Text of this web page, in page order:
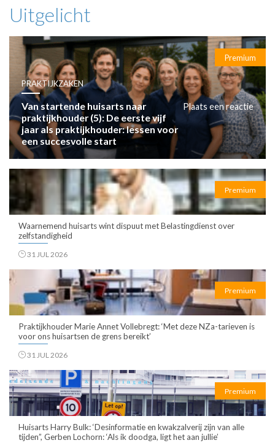
Uitgelicht
Premium
PRAKTIJKZAKEN
Van startende huisarts naar
praktijkhouder (5): De eerste vijf
jaar als praktijkhouder: lessen voor
een succesvolle start
Plaats een reactie
Premium
Waarnemend huisarts wint dispuut met Belastingdienst over
zelfstandigheid
31 JUL 2026
Premium
Praktijkhouder Marie Annet Vollebregt: ‘Met deze NZa-tarieven is
voor ons huisartsen de grens bereikt’
31 JUL 2026
Premium
Huisarts Harry Bulk: ‘Desinformatie en kwakzalverij zijn van alle
tijden”, Gerben Lochorn: ‘Als ik doodga, ligt het aan jullie’